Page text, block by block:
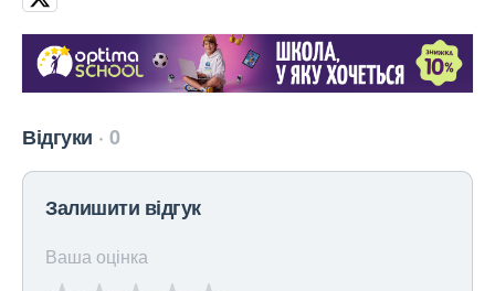
Відгуки 0
Залишити відгук
Ваша оцінка